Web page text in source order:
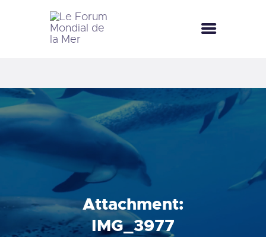
Attachment:
IMG_3977
LE FORUM MONDIAL DE LA MER
FÊTES DE LA MER
LE CLUB BLEU
LA SAISON BLEUE
MÉDIATHÈQUE
DOCUMENTATION
CONTACT